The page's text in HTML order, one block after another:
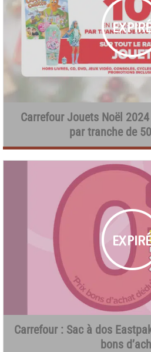
Carrefour Jouets Noël
par tranche de
Carrefour : Sac à dos
bons